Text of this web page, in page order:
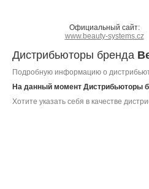
Официальный сайт:
www.beauty-systems.cz
Дистрибьюторы бренда
Подробную информацию о
На данный момент Дистрибьюторы
Хотите указать себя в качестве